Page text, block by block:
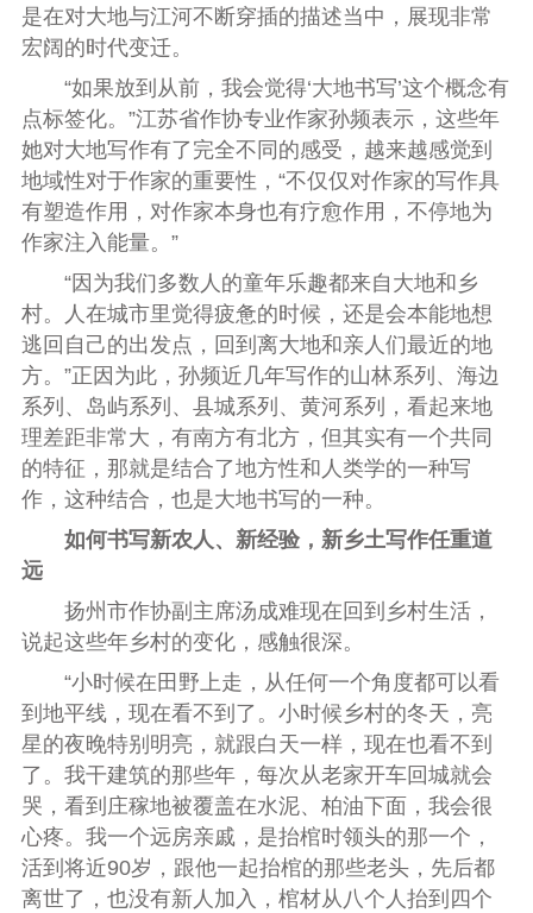
是在对大地与江河不断穿插的描述当中，展现非常
宏阔的时代变迁。
“如果放到从前，我会觉得‘大地书写’这个概念有
点标签化。”江苏省作协专业作家孙频表示，这些年
她对大地写作有了完全不同的感受，越来越感觉到
地域性对于作家的重要性，“不仅仅对作家的写作具
有塑造作用，对作家本身也有疗愈作用，不停地为
作家注入能量。”
“因为我们多数人的童年乐趣都来自大地和乡
村。人在城市里觉得疲惫的时候，还是会本能地想
逃回自己的出发点，回到离大地和亲人们最近的地
方。”正因为此，孙频近几年写作的山林系列、海边
系列、岛屿系列、县城系列、黄河系列，看起来地
理差距非常大，有南方有北方，但其实有一个共同
的特征，那就是结合了地方性和人类学的一种写
作，这种结合，也是大地书写的一种。
如何书写新农人、新经验，新乡土写作任重道
远
扬州市作协副主席汤成难现在回到乡村生活，
说起这些年乡村的变化，感触很深。
“小时候在田野上走，从任何一个角度都可以看
到地平线，现在看不到了。小时候乡村的冬天，亮
星的夜晚特别明亮，就跟白天一样，现在也看不到
了。我干建筑的那些年，每次从老家开车回城就会
哭，看到庄稼地被覆盖在水泥、柏油下面，我会很
心疼。我一个远房亲戚，是抬棺时领头的那一个，
活到将近90岁，跟他一起抬棺的那些老头，先后都
离世了，也没有新人加入，棺材从八个人抬到四个